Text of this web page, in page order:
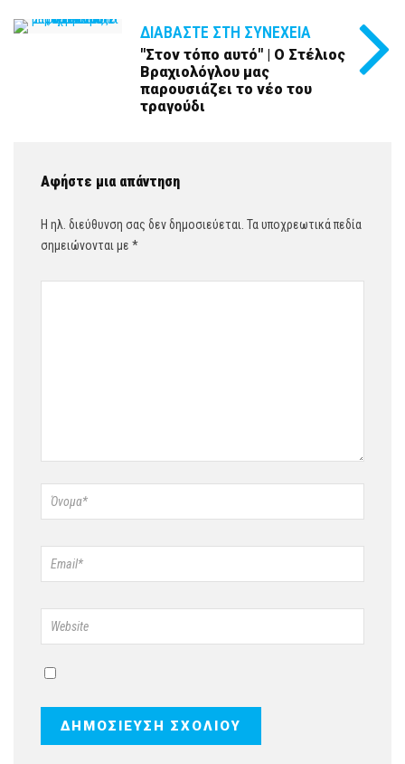
ΔΙΑΒΆΣΤΕ ΣΤΗ ΣΥΝΈΧΕΙΑ
"Στον τόπο αυτό" | Ο Στέλιος
Βραχιολόγλου μας
παρουσιάζει το νέο του
τραγούδι
Αφήστε μια απάντηση
Η ηλ. διεύθυνση σας δεν δημοσιεύεται. Τα υποχρεωτικά πεδία
σημειώνονται με *